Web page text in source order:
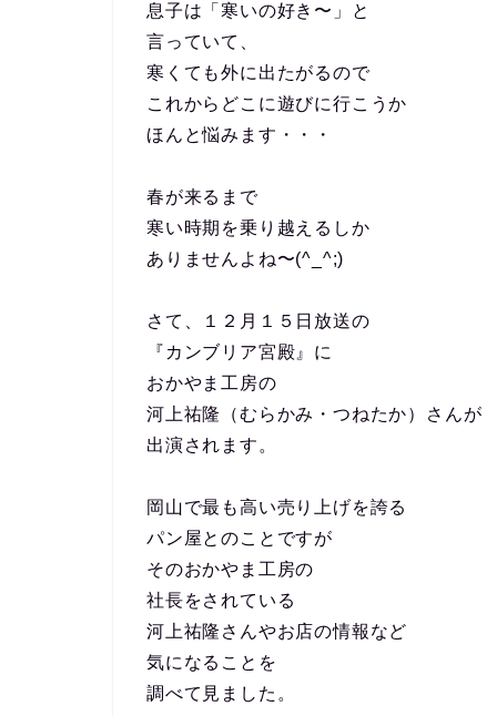
息子は「寒いの好き〜」と
言っていて、
寒くても外に出たがるので
これからどこに遊びに行こうか
ほんと悩みます・・・
春が来るまで
寒い時期を乗り越えるしか
ありませんよね〜(^_^;)
さて、１２月１５日放送の
『カンブリア宮殿』に
おかやま工房の
河上祐隆（むらかみ・つねたか）さんが
出演されます。
岡山で最も高い売り上げを誇る
パン屋とのことですが
そのおかやま工房の
社長をされている
河上祐隆さんやお店の情報など
気になることを
調べて見ました。